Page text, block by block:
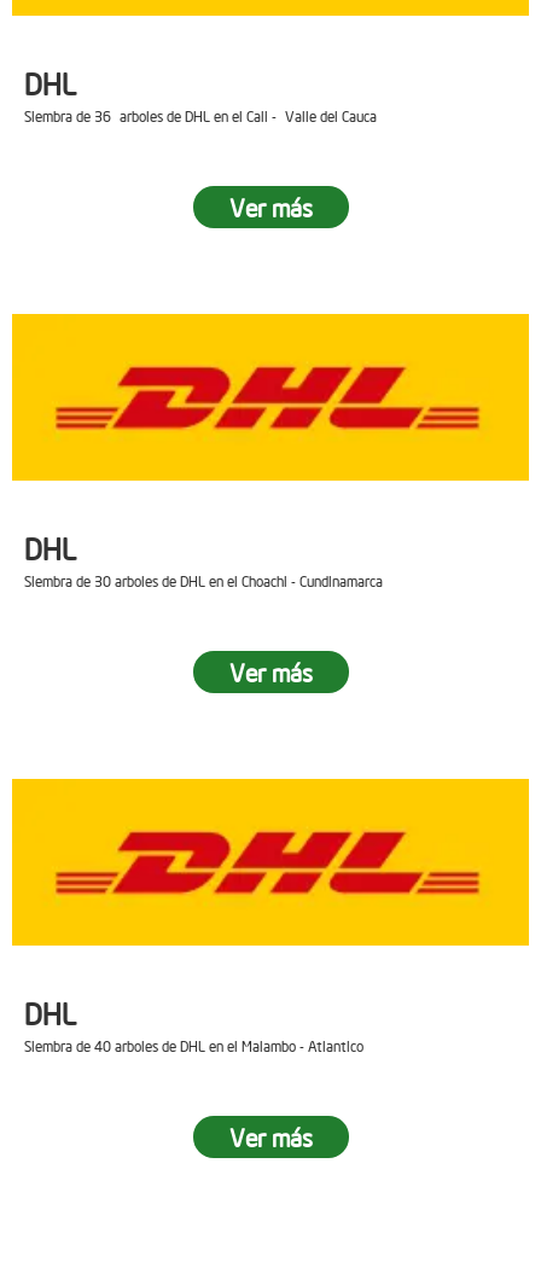
DHL
Siembra de 36 arboles de DHL en el Cali - Valle del Cauca
Ver más
DHL
Siembra de 30 arboles de DHL en el Choachi - Cundinamarca
Ver más
DHL
Siembra de 40 arboles de DHL en el Malambo - Atlantico
Ver más